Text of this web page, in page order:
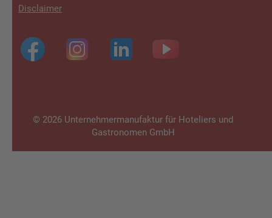
Disclaimer
Footer
4
© 2026 Unterneh­mer­ma­nu­fak­tur für Hoteliers und
Gastrono­men GmbH